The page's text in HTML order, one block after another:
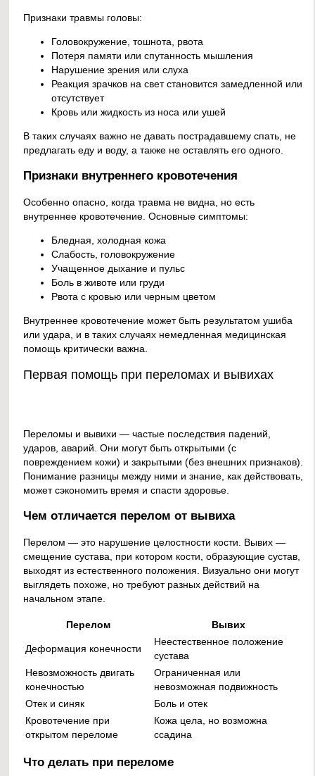
Признаки травмы головы:
Головокружение, тошнота, рвота
Потеря памяти или спутанность мышления
Нарушение зрения или слуха
Реакция зрачков на свет становится замедленной или
отсутствует
Кровь или жидкость из носа или ушей
В таких случаях важно не давать пострадавшему спать, не
предлагать еду и воду, а также не оставлять его одного.
Признаки внутреннего кровотечения
Особенно опасно, когда травма не видна, но есть
внутреннее кровотечение. Основные симптомы:
Бледная, холодная кожа
Слабость, головокружение
Учащенное дыхание и пульс
Боль в животе или груди
Рвота с кровью или черным цветом
Внутреннее кровотечение может быть результатом ушиба
или удара, и в таких случаях немедленная медицинская
помощь критически важна.
Первая помощь при переломах и вывихах
Переломы и вывихи — частые последствия падений,
ударов, аварий. Они могут быть открытыми (с
повреждением кожи) и закрытыми (без внешних признаков).
Понимание разницы между ними и знание, как действовать,
может сэкономить время и спасти здоровье.
Чем отличается перелом от вывиха
Перелом — это нарушение целостности кости. Вывих —
смещение сустава, при котором кости, образующие сустав,
выходят из естественного положения. Визуально они могут
выглядеть похоже, но требуют разных действий на
начальном этапе.
Перелом Вывих
Деформация конечности
Неестественное положение
сустава
Невозможность двигать
конечностью
Ограниченная или
невозможная подвижность
Отек и синяк
Боль и отек
Кровотечение при
открытом переломе
Кожа цела, но возможна
ссадина
Что делать при переломе